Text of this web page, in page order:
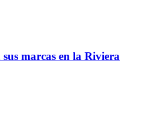
marcas en la Riviera